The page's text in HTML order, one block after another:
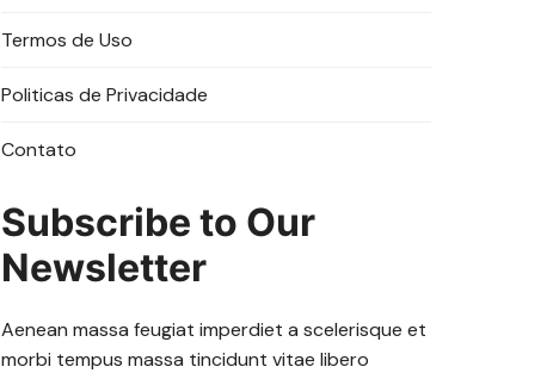
Termos de Uso
Politicas de Privacidade
Contato
Subscribe to Our
Newsletter
Aenean massa feugiat imperdiet a scelerisque et
morbi tempus massa tincidunt vitae libero